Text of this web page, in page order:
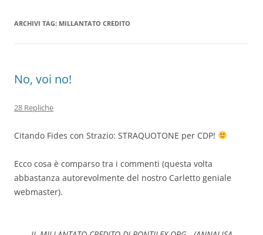
ARCHIVI TAG: MILLANTATO CREDITO
No, voi no!
28 Repliche
Citando Fides con Strazio: STRAQUOTONE per CDP!
Ecco cosa è comparso tra i commenti (questa volta
abbastanza autorevolmente del nostro Carletto geniale
webmaster).